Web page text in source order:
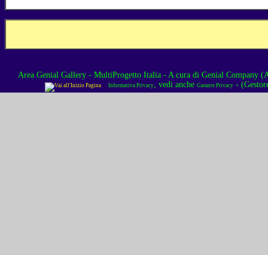
Area Genial Gallery - MultiProgetto Italia- A cura di Genial Company
Informativa Privacy, vedi anche Garante Privacy -